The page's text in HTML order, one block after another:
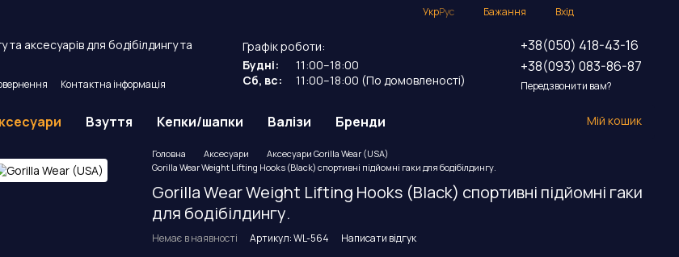
УкрРус Бажання Вхід
аксесуарів для бодібілдингу та
Контактна інформація
Графік роботи:
Будні:
11:00–18:00
Сб, вс:
11:00–18:00 (По домовленості)
+38(050) 418-43-16
+38(093) 083-86-87
Передзвонити вам?
Взуття Кепки/шапки Валізи Бренди Мій кошик
Головна Аксесуари
Аксесуари Gorilla Wear (USA)
Gorilla Wear Weight Lifting Hooks (Black) спортивні підйомні гаки для бодібілдингу.
Gorilla Wear Weight Lifting Hooks (Black) спортивні підйомні гаки
для бодібілдингу.
Немає в наявності Артикул: WL-564 Написати відгук